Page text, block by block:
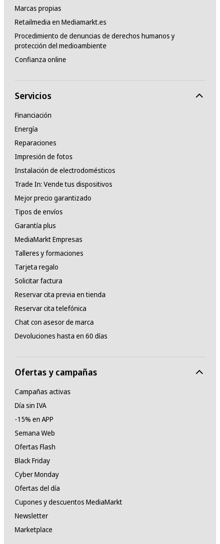
Marcas propias
Retailmedia en Mediamarkt.es
Procedimiento de denuncias de derechos humanos y
protección del medioambiente
Confianza online
Servicios
Financiación
Energía
Reparaciones
Impresión de fotos
Instalación de electrodomésticos
Trade In: Vende tus dispositivos
Mejor precio garantizado
Tipos de envíos
Garantía plus
MediaMarkt Empresas
Talleres y formaciones
Tarjeta regalo
Solicitar factura
Reservar cita previa en tienda
Reservar cita telefónica
Chat con asesor de marca
Devoluciones hasta en 60 días
Ofertas y campañas
Campañas activas
Día sin IVA
-15% en APP
Semana Web
Ofertas Flash
Black Friday
Cyber Monday
Ofertas del día
Cupones y descuentos MediaMarkt
Newsletter
Marketplace